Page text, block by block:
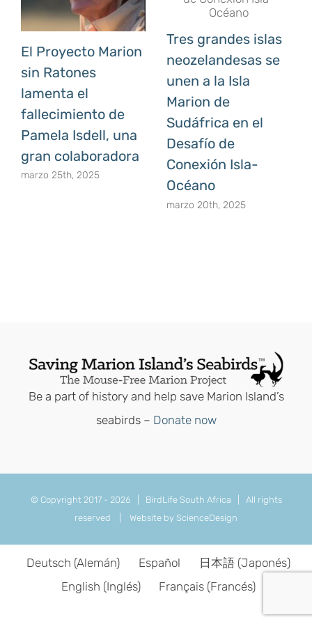
El Proyecto Marion
sin Ratones
lamenta el
fallecimiento de
Pamela Isdell, una
gran colaboradora
marzo 25th, 2025
Tres grandes islas
neozelandesas se
unen a la Isla
Marion de
Sudáfrica en el
Desafío de
Conexión Isla-
Océano
marzo 20th, 2025
Be a part of history and help save Marion Island’s
seabirds – Donate now
© Copyright 2017 - 2026 | BirdLife South Africa | All rights
reserved |
Website by ScienceDesign
Deutsch (Alemán) Español 日本語(Japonés)
English (Inglés) Français (Francés)